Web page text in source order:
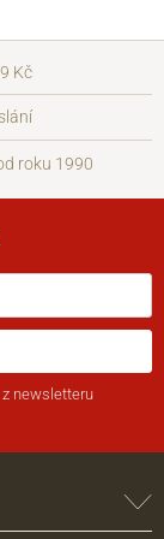
Kč
roku 1990
newsletteru